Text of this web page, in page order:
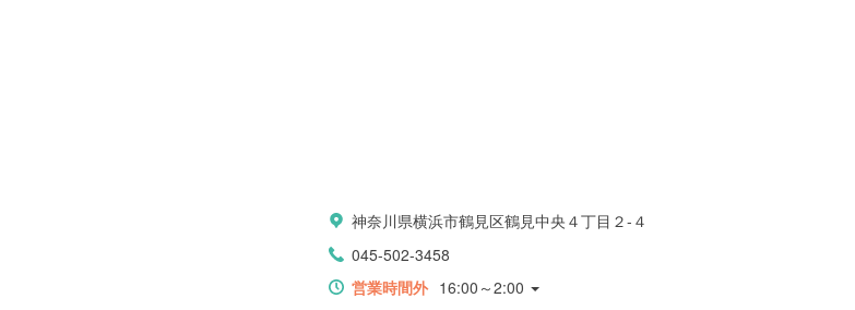
神奈川県横浜市鶴見区鶴見中央４丁目２-４
045-502-3458
営業時間外 16:00～2:00